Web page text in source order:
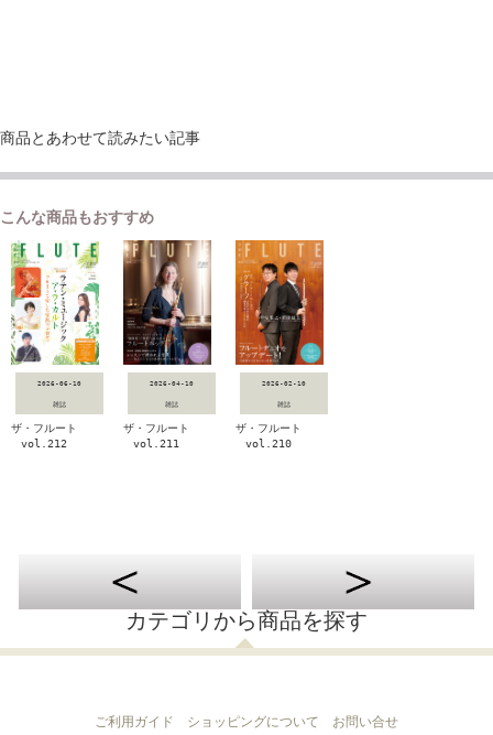
商品とあわせて読みたい記事
こんな商品もおすすめ
2026-06-10
雑誌
ザ・フルート
vol.212
2026-04-10
雑誌
ザ・フルート
vol.211
2026-02-10
雑誌
ザ・フルート
vol.210
カテゴリから商品を探す
ご利用ガイド ショッピングについて お問い合せ